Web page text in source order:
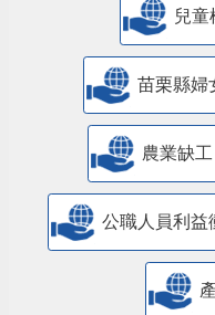
兒童
苗栗縣婦
農業缺工
公職人員利益